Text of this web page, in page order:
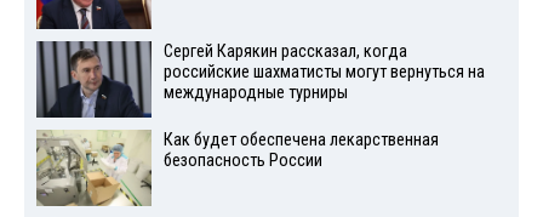
Сергей Карякин рассказал, когда
российские шахматисты могут вернуться на
международные турниры
Как будет обеспечена лекарственная
безопасность России